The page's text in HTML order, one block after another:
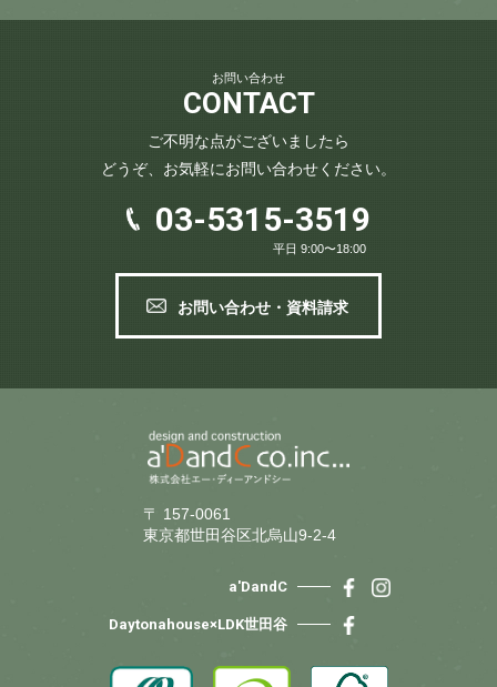
お問い合わせ
CONTACT
ご不明な点がございましたら
どうぞ、お気軽にお問い合わせください。
03-5315-3519
平日 9:00〜18:00
お問い合わせ・資料請求
〒 157-0061
東京都世田谷区北烏山9-2-4
a'DandC
Daytonahouse×LDK世田谷